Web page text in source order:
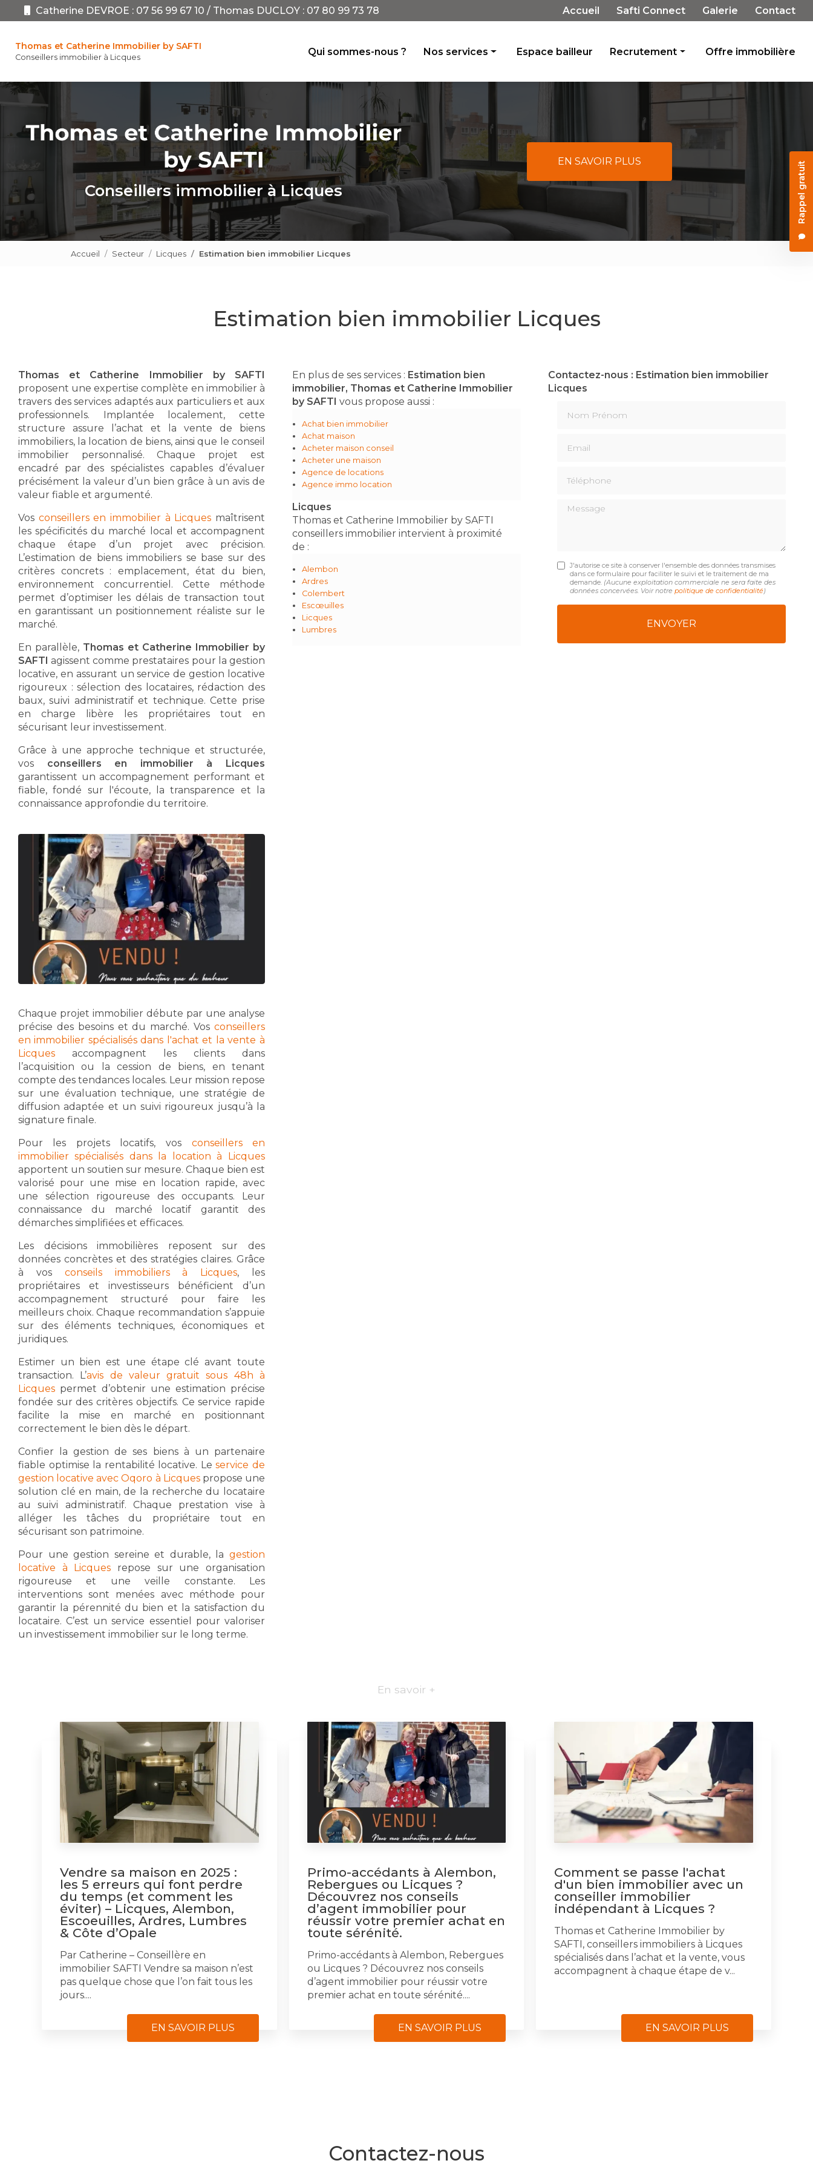
au
principal
Catherine DEVROE : 07 56 99 67 10 / Thomas DUCLOY : 07 80 99 73 78 Navigation secondaire
Accueil Safti Connect Galerie Contact
Thomas et Catherine Immobilier by SAFTI
Conseillers immobilier à Licques
Rappel gratuit
Qui sommes-nous ? Nos services
Conseil
Avis de valeur
Gestion locative
Espace bailleur Recrutement Offre immobilière
Conseillers immobilier à Licques
EN SAVOIR PLUS
Accueil Secteur Licques Estimation bien immobilier Licques
Estimation bien immobilier Licques
Thomas et Catherine Immobilier by SAFTI
proposent une expertise complète en immobilier à
travers des services adaptés aux particuliers et aux
professionnels. Implantée localement, cette
structure assure l’achat et la vente de biens
immobiliers, la location de biens, ainsi que le conseil
immobilier personnalisé. Chaque projet est
encadré par des spécialistes capables d’évaluer
précisément la valeur d’un bien grâce à un avis de
valeur fiable et argumenté.
Vos conseillers en immobilier à Licques maîtrisent
les spécificités du marché local et accompagnent
chaque étape d’un projet avec précision.
L’estimation de biens immobiliers se base sur des
critères concrets : emplacement, état du bien,
environnement concurrentiel. Cette méthode
permet d’optimiser les délais de transaction tout
en garantissant un positionnement réaliste sur le
marché.
En parallèle, Thomas et Catherine Immobilier by
SAFTI agissent comme prestataires pour la gestion
locative, en assurant un service de gestion locative
rigoureux : sélection des locataires, rédaction des
baux, suivi administratif et technique. Cette prise
en charge libère les propriétaires tout en
sécurisant leur investissement.
Grâce à une approche technique et structurée,
vos conseillers en immobilier à Licques
garantissent un accompagnement performant et
fiable, fondé sur l'écoute, la transparence et la
connaissance approfondie du territoire.
Chaque projet immobilier débute par une analyse
précise des besoins et du marché. Vos conseillers
en immobilier spécialisés dans l'achat et la vente à
Licques accompagnent les clients dans
l’acquisition ou la cession de biens, en tenant
compte des tendances locales. Leur mission repose
sur une évaluation technique, une stratégie de
diffusion adaptée et un suivi rigoureux jusqu’à la
signature finale.
Pour les projets locatifs, vos conseillers en
immobilier spécialisés dans la location à Licques
apportent un soutien sur mesure. Chaque bien est
valorisé pour une mise en location rapide, avec
une sélection rigoureuse des occupants. Leur
connaissance du marché locatif garantit des
démarches simplifiées et efficaces.
Les décisions immobilières reposent sur des
données concrètes et des stratégies claires. Grâce
à vos conseils immobiliers à Licques, les
propriétaires et investisseurs bénéficient d’un
accompagnement structuré pour faire les
meilleurs choix. Chaque recommandation s’appuie
sur des éléments techniques, économiques et
juridiques.
Estimer un bien est une étape clé avant toute
transaction. L’avis de valeur gratuit sous 48h à
Licques permet d’obtenir une estimation précise
fondée sur des critères objectifs. Ce service rapide
facilite la mise en marché en positionnant
correctement le bien dès le départ.
Confier la gestion de ses biens à un partenaire
fiable optimise la rentabilité locative. Leservice de
gestion locative avec Oqoro à Licquespropose une
solution clé en main, de la recherche du locataire
au suivi administratif. Chaque prestation vise à
alléger les tâches du propriétaire tout en
sécurisant son patrimoine.
Pour une gestion sereine et durable, la gestion
locative à Licques repose sur une organisation
rigoureuse et une veille constante. Les
interventions sont menées avec méthode pour
garantir la pérennité du bien et la satisfaction du
locataire. C’est un service essentiel pour valoriser
un investissement immobilier sur le long terme.
En plus de ses services : Estimation bien
immobilier, Thomas et Catherine Immobilier
by SAFTI vous propose aussi :
Achat bien immobilier
Achat maison
Acheter maison conseil
Acheter une maison
Agence de locations
Agence immo location
Licques
Thomas et Catherine Immobilier by SAFTI
conseillers immobilier intervient à proximité
de :
Alembon
Ardres
Colembert
Escœuilles
Licques
Lumbres
Contactez-nous : Estimation bien immobilier
Licques
Message
J'autorise ce site à conserver l'ensemble des données transmises
dans ce formulaire pour faciliter le suivi et le traitement de ma
demande. (Aucune exploitation commerciale ne sera faite des
données concervées. Voir notre politique de confidentialité)
En savoir +
Vendre sa maison en 2025 :
les 5 erreurs qui font perdre
du temps (et comment les
éviter) – Licques, Alembon,
Escoeuilles, Ardres, Lumbres
& Côte d’Opale
Par Catherine – Conseillère en
immobilier SAFTI Vendre sa maison n’est
pas quelque chose que l’on fait tous les
jours....
EN SAVOIR PLUS
Primo-accédants à Alembon,
Rebergues ou Licques ?
Découvrez nos conseils
d’agent immobilier pour
réussir votre premier achat en
toute sérénité.
Primo-accédants à Alembon, Rebergues
ou Licques ? Découvrez nos conseils
d’agent immobilier pour réussir votre
premier achat en toute sérénité....
EN SAVOIR PLUS
Comment se passe l'achat
d'un bien immobilier avec un
conseiller immobilier
indépendant à Licques ?
Thomas et Catherine Immobilier by
SAFTI, conseillers immobiliers à Licques
spécialisés dans l’achat et la vente, vous
accompagnent à chaque étape de v...
EN SAVOIR PLUS
Contactez-nous